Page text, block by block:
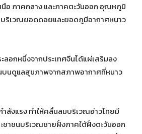
อ ภาคกลาง และภาคตะวันออก อุณหภูมิ
บริเวณยอดดอยและยอดภูมีอากาศหนาว
อกหนึ่งจากประเทศจีนได้แผ่เสริมลง
บนดูแลสุขภาพจากสภาพอากาศที่หนาว
ลังแรง ทำให้คลื่นลมบริเวณอ่าวไทยมี
ชาชนบริเวณชายฝั่งภาคใต้ฝั่งตะวันออก